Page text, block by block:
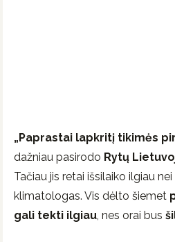
„Paprastai lapkritį tikimės
dažniau pasirodo Rytų
Tačiau jis retai išsilaiko ilgiau
klimatologas. Vis dėlto šiemet
gali tekti ilgiau, nes orai bus